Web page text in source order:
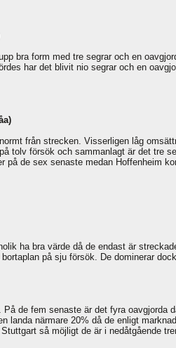
bra form med tre segrar och en
har det blivit nio segrar och en
från strecken. Visserligen låg
tolv försök och sammanlagt är det tre
de sex senaste medan Hoffenheim
ha bra värde då de endast är
på sju försök. De dominerar
de fem senaste är det fyra
landa närmare 20% då de enligt
så möjligt de är i nedåtgående